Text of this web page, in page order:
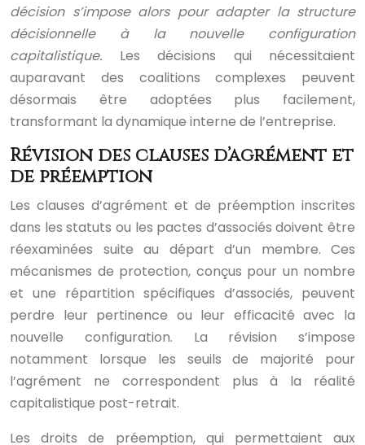
décision s’impose alors pour adapter la structure
décisionnelle à la nouvelle configuration
capitalistique. Les décisions qui nécessitaient
auparavant des coalitions complexes peuvent
désormais être adoptées plus facilement,
transformant la dynamique interne de l’entreprise.
Révision des clauses d’agrément et
de préemption
Les clauses d’agrément et de préemption inscrites
dans les statuts ou les pactes d’associés doivent être
réexaminées suite au départ d’un membre. Ces
mécanismes de protection, conçus pour un nombre
et une répartition spécifiques d’associés, peuvent
perdre leur pertinence ou leur efficacité avec la
nouvelle configuration. La révision s’impose
notamment lorsque les seuils de majorité pour
l’agrément ne correspondent plus à la réalité
capitalistique post-retrait.
Les droits de préemption, qui permettaient aux